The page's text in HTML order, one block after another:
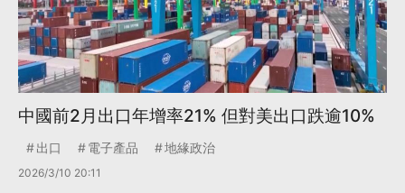
中國前2月出口年增率21% 但對美出口跌逾10%
出口 電子產品 地緣政治
2026/3/10 20:11